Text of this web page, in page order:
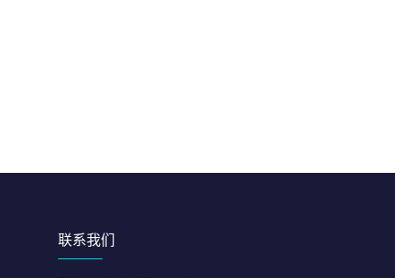
联系我们